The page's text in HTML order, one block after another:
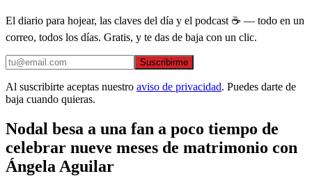
El diario para hojear, las claves del día y el podcast ☕ — todo en un
correo, todos los días. Gratis, y te das de baja con un clic.
Suscribirme
Al suscribirte aceptas nuestro aviso de privacidad. Puedes darte de
baja cuando quieras.
Nodal besa a una fan a poco tiempo de
celebrar nueve meses de matrimonio con
Ángela Aguilar